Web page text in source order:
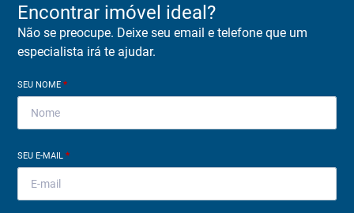
Encontrar imóvel ideal?
Não se preocupe. Deixe seu email e telefone que um
especialista irá te ajudar.
SEU NOME*
SEU E-MAIL*